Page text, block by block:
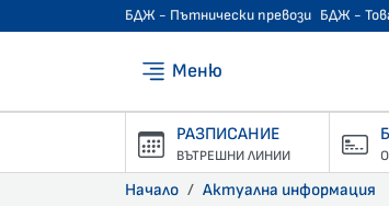
БДЖ - Пътнически превози БДЖ -
Меню
РАЗПИСАНИЕ
ВЪТРЕШНИ ЛИНИИ
Начало Актуална информация